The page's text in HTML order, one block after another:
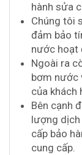
hành sửa
Chúng tôi
đảm bảo
nước hoạt
Ngoài ra
bơm nước
của khách
Bên cạnh
lượng
cấp bảo
cung cấp.